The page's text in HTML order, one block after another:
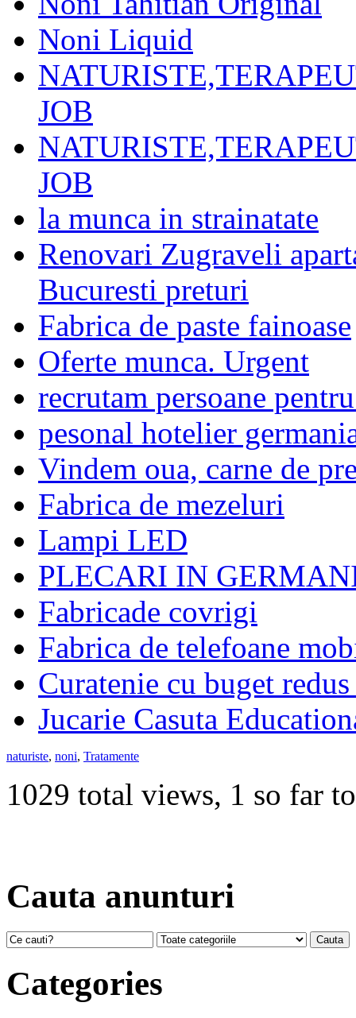
Noni Liquid
JOB
JOB
la munca in strainatate
Renovari Zugraveli
Bucuresti preturi
Fabrica de paste fainoase
Oferte munca. Urgent
recrutam persoane
pesonal hotelier
Vindem oua, carne de
Fabrica de mezeluri
Lampi LED
PLECARI IN
Fabricade covrigi
Fabrica de telefoane
Curatenie cu buget
Jucarie Casuta
naturiste, noni, Tratamente
1029 total views, 1 so far
Cauta anunturi
Categories